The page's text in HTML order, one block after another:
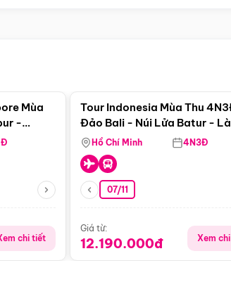
Mùa
-
chi tiết
Tour Indonesia Mùa Thu
Đảo Bali - Núi Lửa Batur -
Penglipuran
Hồ Chí Minh 4N3Đ
07/11
Giá từ:
12.190.000đ Xem